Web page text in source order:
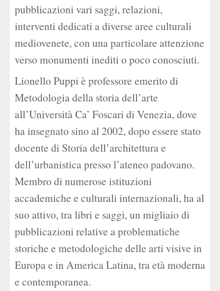
pubblicazioni vari saggi, relazioni,
interventi dedicati a diverse aree culturali
mediovenete, con una particolare attenzione
verso monumenti inediti o poco conosciuti.
Lionello Puppi è professore emerito di
Metodologia della storia dell’arte
all’Università Ca’ Foscari di Venezia, dove
ha insegnato sino al 2002, dopo essere stato
docente di Storia dell’architettura e
dell’urbanistica presso l’ateneo padovano.
Membro di numerose istituzioni
accademiche e culturali internazionali, ha al
suo attivo, tra libri e saggi, un migliaio di
pubblicazioni relative a problematiche
storiche e metodologiche delle arti visive in
Europa e in America Latina, tra età moderna
e contemporanea.